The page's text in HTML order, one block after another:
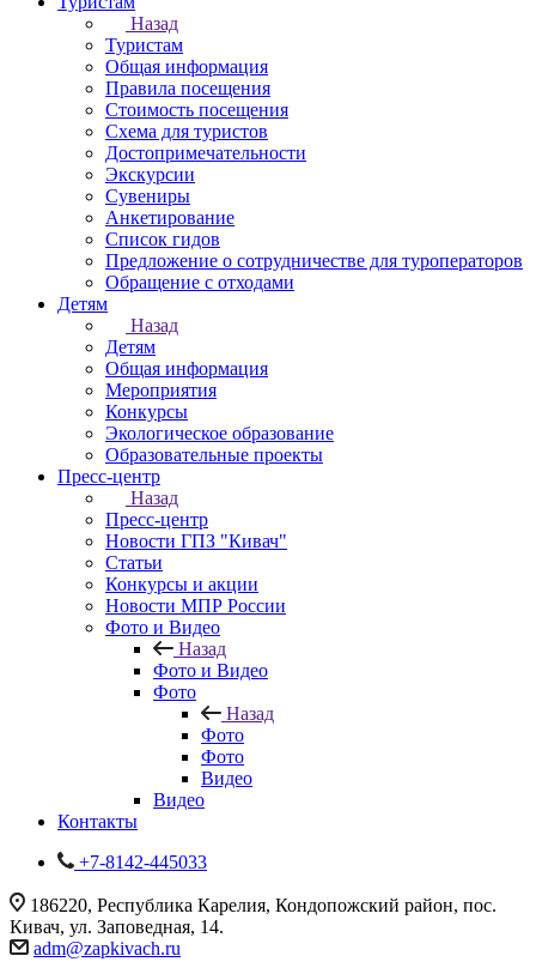
Назад
Туристам
Общая информация
Правила посещения
Стоимость посещения
Схема для туристов
Достопримечательности
Экскурсии
Сувениры
Анкетирование
Список гидов
Предложение о сотрудничестве для туроператоров
Обращение с отходами
Детям
Назад
Детям
Общая информация
Мероприятия
Конкурсы
Экологическое образование
Образовательные проекты
Пресс-центр
Назад
Пресс-центр
Новости ГПЗ "Кивач"
Статьи
Конкурсы и акции
Новости МПР России
Фото и Видео
Назад
Фото и Видео
Фото
Назад
Фото
Фото
Видео
Видео
Контакты
+7-8142-445033
186220, Республика Карелия, Кондопожский район, пос.
Кивач, ул. Заповедная, 14.
adm@zapkivach.ru